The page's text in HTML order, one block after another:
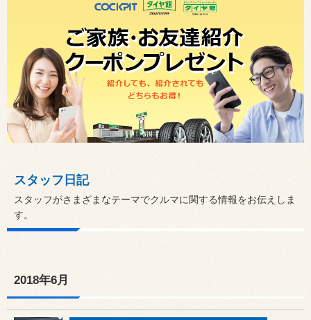
スタッフ日記
スタッフがさまざまなテーマでクルマに関する情報をお伝えしま
す。
2018年6月